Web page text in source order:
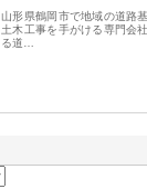
山形県鶴岡市で地域の道路
土木工事を手がける専門会
る道…